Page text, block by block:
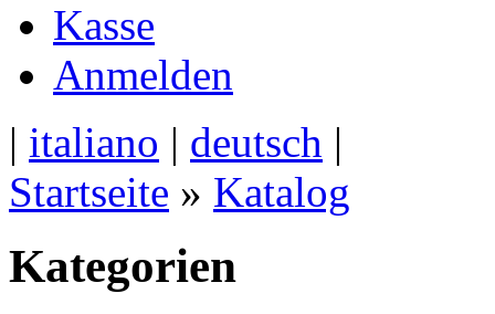
Kasse
Anmelden
| italiano | deutsch |
Startseite » Katalog
Kategorien